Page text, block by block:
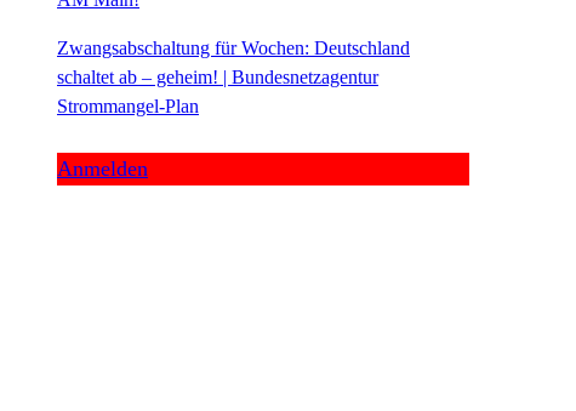
Zwangsabschaltung für Wochen: Deutschland
schaltet ab – geheim! | Bundesnetzagentur
Strommangel-Plan
Anmelden